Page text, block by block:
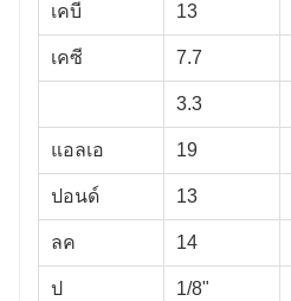
เคบี 13
เคซี 7.7
3.3
แอลเอ 19
ปอนด์ 13
ลค 14
ป 1/8"